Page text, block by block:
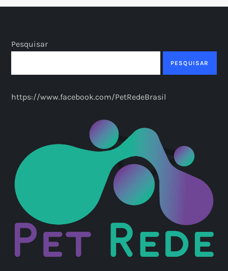
Pesquisar
PESQUISAR
https://www.facebook.com/PetRedeBrasil